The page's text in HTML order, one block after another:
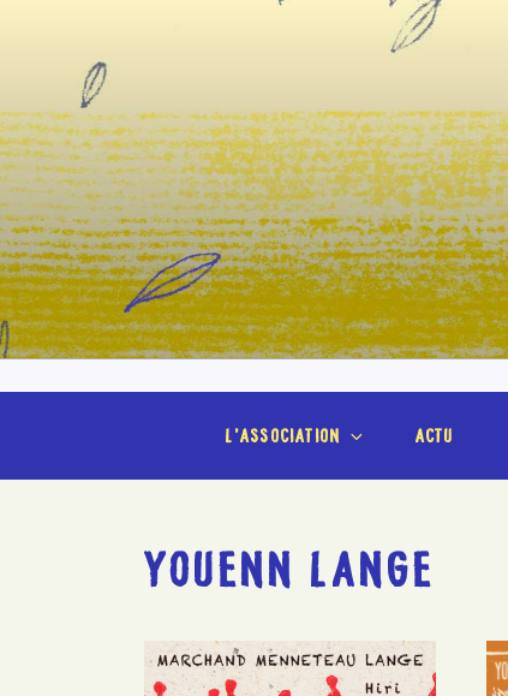
l’association actu
YOUENN LANGE